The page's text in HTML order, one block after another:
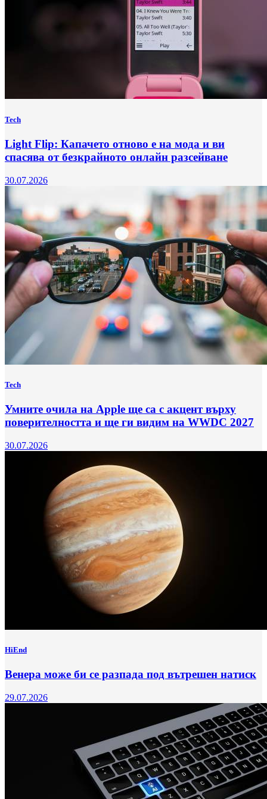
Tech
Light Flip: Капачето отново е на мода и ви
спасява от безкрайното онлайн разсейване
30.07.2026
Tech
Умните очила на Apple ще са с акцент върху
поверителността и ще ги видим на WWDC 2027
30.07.2026
HiEnd
Венера може би се разпада под вътрешен натиск
29.07.2026